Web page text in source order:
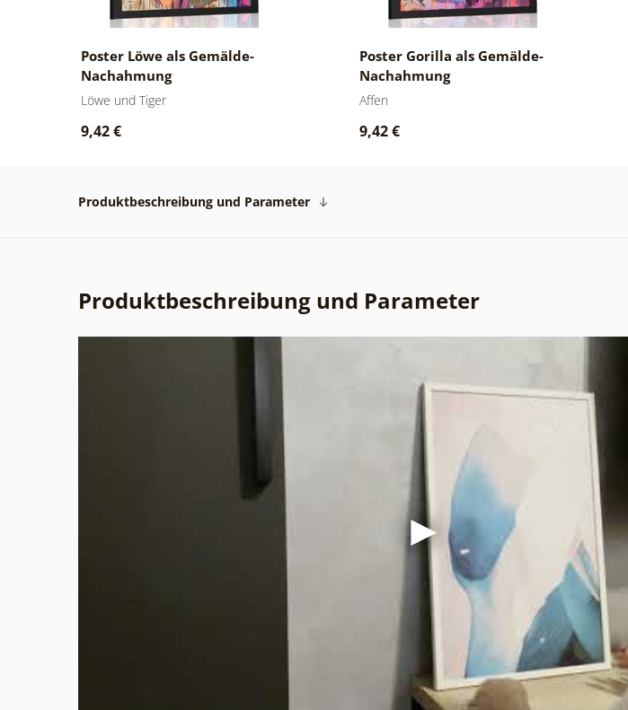
Poster Löwe als Gemälde-
Nachahmung
Löwe und Tiger
9,42 €
Poster Gorilla als Gemälde-
Nachahmung
Affen
9,42 €
Produktbeschreibung und Parameter
Produktbeschreibung und Parameter